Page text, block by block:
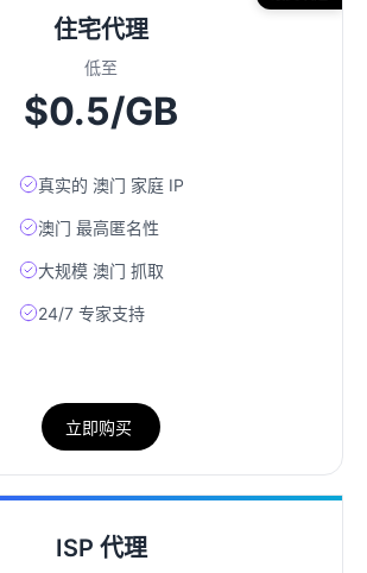
住宅代理
低至
$0.5/GB
真实的 澳门 家庭 IP
澳门 最高匿名性
大规模 澳门 抓取
24/7 专家支持
立即购买
ISP 代理